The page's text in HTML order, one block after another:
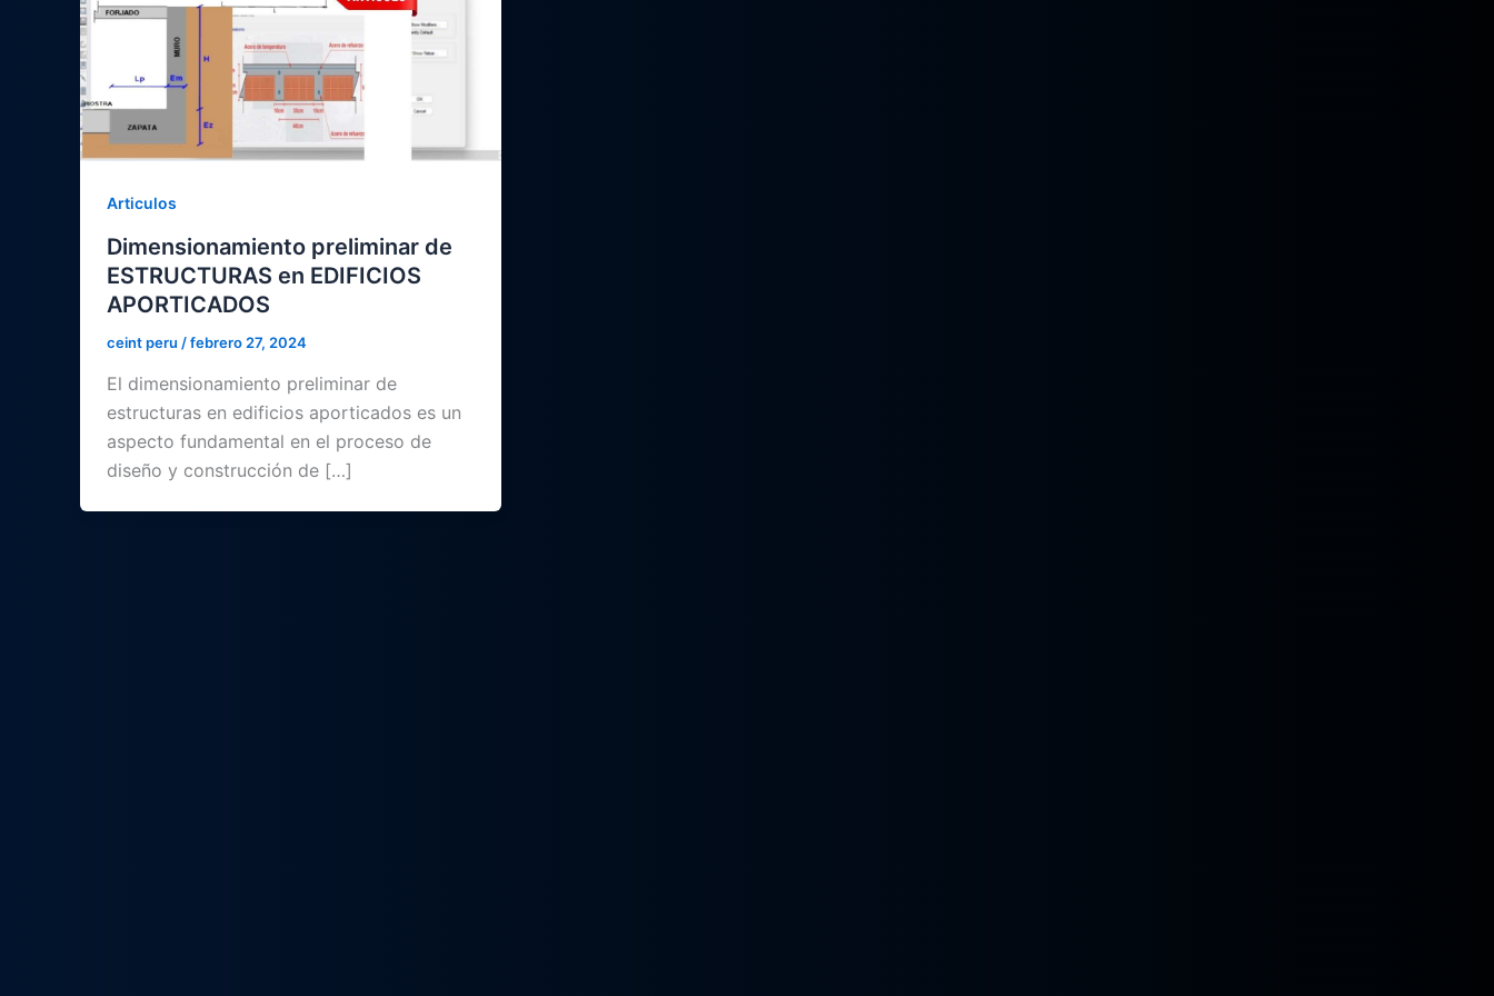
Articulos
Dimensionamiento preliminar de
ESTRUCTURAS en EDIFICIOS
APORTICADOS
ceint peru /febrero 27, 2024
El dimensionamiento preliminar de
estructuras en edificios aporticados es un
aspecto fundamental en el proceso de
diseño y construcción de […]